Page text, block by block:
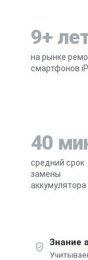
9+
на рынке
смартфонов
40
средний срок
замены
аккумулятора
Знание